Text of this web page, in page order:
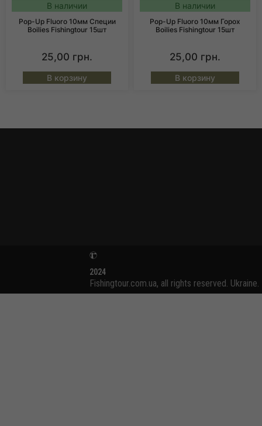
В наличии
Pop-Up Fluoro 10мм Специи
Boilies Fishingtour 15шт
25,00 грн.
В корзину
В наличии
Pop-Up Fluoro 10мм Горох
Boilies Fishingtour 15шт
25,00 грн.
В корзину
2024
Fishingtour.com.ua, all rights reserved. Ukraine.